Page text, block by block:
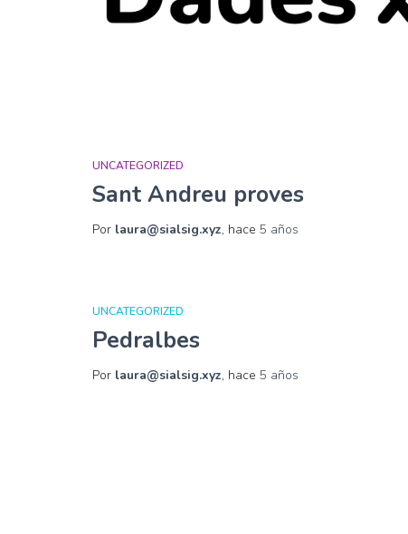
UNCATEGORIZED
Sant Andreu proves
Por laura@sialsig.xyz, hace 5 años
UNCATEGORIZED
Pedralbes
Por laura@sialsig.xyz, hace 5 años